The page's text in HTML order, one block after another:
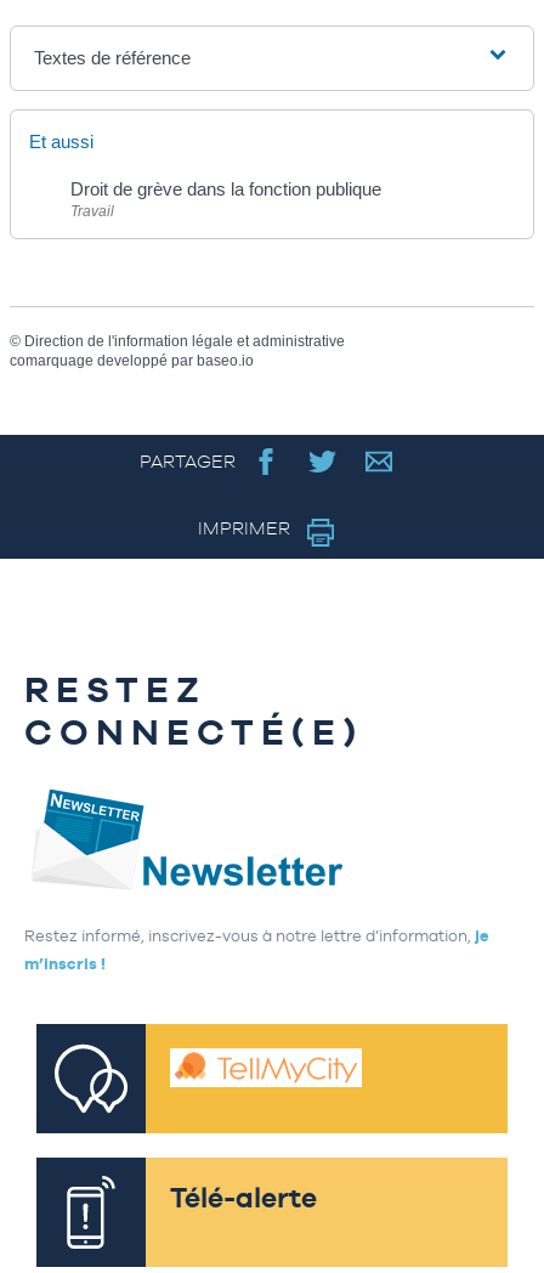
Textes de référence
Et aussi
Droit de grève dans la fonction publique
Travail
© Direction de l'information légale et administrative
comarquage developpé par baseo.io
PARTAGER
IMPRIMER
RESTEZ
CONNECTÉ(E)
Restez informé, inscrivez-vous à notre lettre d’information, je
m’inscris !
Télé-alerte